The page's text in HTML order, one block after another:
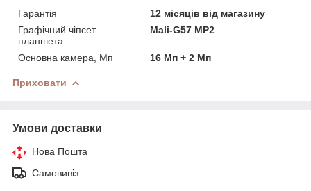
Гарантія
12 місяців від магазину
Графічний чіпсет
планшета
Mali-G57 MP2
Основна камера, Мп 16 Мп + 2 Мп
Приховати
Умови доставки
Нова Пошта
Самовивіз